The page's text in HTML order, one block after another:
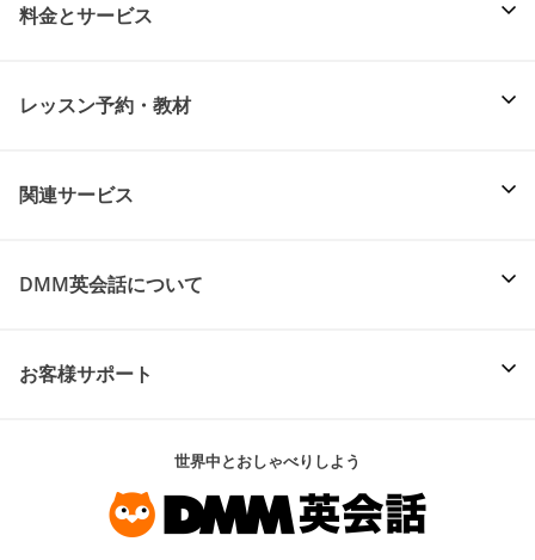
料金とサービス
レッスン予約・教材
関連サービス
DMM英会話について
お客様サポート
世界中とおしゃべりしよう